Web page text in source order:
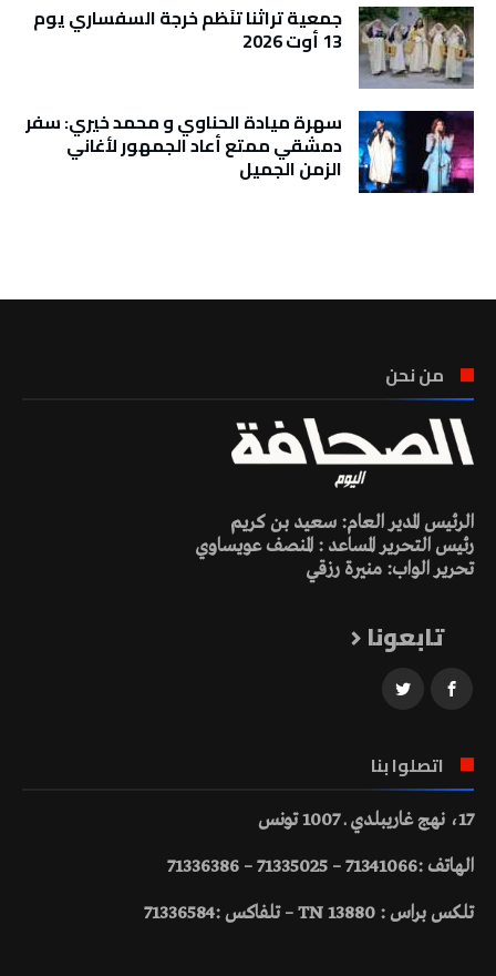
جمعية تراثنا تنَظم خرجة السفساري يوم
13 أوت 2026
سهرة ميادة الحناوي و محمد خيري: سفر
دمشقي ممتع أعاد الجمهور لأغاني
الزمن الجميل
من نحن
الرئيس المدير العام: سعيد بن كريم
رئيس التحرير المساعد : المنصف عويساوي
تحرير الواب: منيرة رزقي
تابعونا
اتصلوا بنا
17، نهج غاريبلدي ـ 1007 تونس
الهاتف :71341066 – 71335025 – 71336386
تلكس براس : 13880 TN – تلفاكس :71336584